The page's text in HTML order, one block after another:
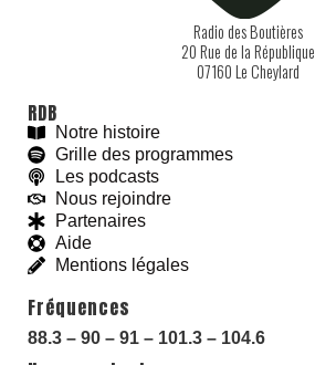
Radio des Boutières
20 Rue de la République
07160 Le Cheylard
RDB
Notre histoire
Grille des programmes
Les podcasts
Nous rejoindre
Partenaires
Aide
Mentions légales
Fréquences
88.3 – 90 – 91 – 101.3 – 104.6